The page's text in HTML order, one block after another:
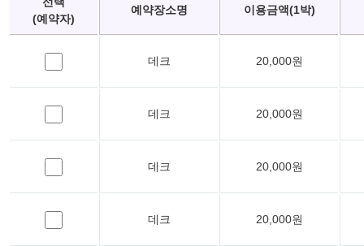
(예약자)
예약장소명 이용금액(1박)
데크 20,000원
데크 20,000원
데크 20,000원
데크 20,000원